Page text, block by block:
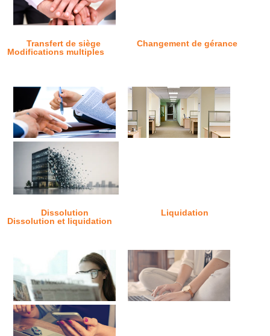
Transfert de siège
Changement de gérance
Modifications multiples
Dissolution
Liquidation
Dissolution et liquidation